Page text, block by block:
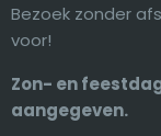
Bezoek zonder
voor!
Zon- en
aangegeven.